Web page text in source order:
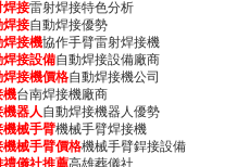
焊接雷射焊接特色分析
焊接自動焊接優勢
焊接機協作手臂雷射焊接機
焊接設備自動焊接設備廠商
焊接機價格自動焊接機公司
機台南焊接機廠商
器人自動焊接機器人優勢
機械手臂機械手臂焊接機
機械手臂價格機械手臂銲接設備
禮儀社推薦高雄葬儀社